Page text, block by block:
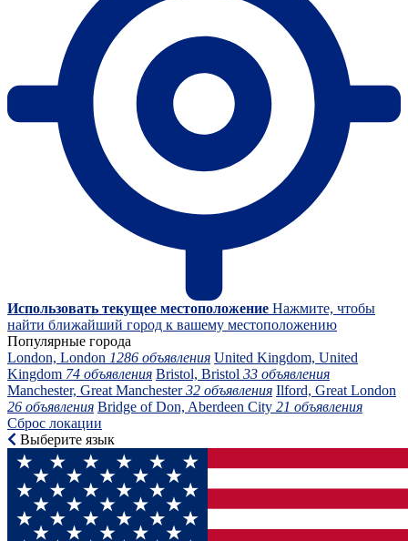
Использовать текущее местоположение Нажмите, чтобы
найти ближайший город к вашему местоположению
Популярные города
London, London 1286 объявления United Kingdom, United
Kingdom 74 объявления Bristol, Bristol 33 объявления
Manchester, Great Manchester32 объявления Ilford, Great London
26 объявления Bridge of Don, Aberdeen City 21 объявления
Сброс локации
Выберите язык